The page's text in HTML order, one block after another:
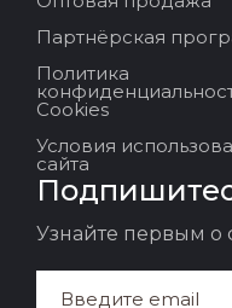
Партнёрская
Политика
Cookies
Условия
сайта
Узнайте первым о